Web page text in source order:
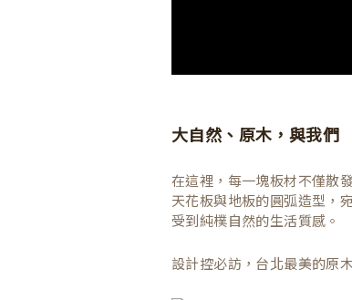
大自然、原木，與我們
在這裡，每一塊板材不僅散
天花板與地板的圓弧造型，
受到純樸自然的生活質感。
設計控必訪，台北最美的原